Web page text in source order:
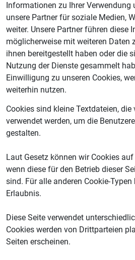
Informationen zu Ihrer Verwendung
unsere Partner für soziale Medien,
weiter. Unsere Partner führen diese
möglicherweise mit weiteren Daten
ihnen bereitgestellt haben oder die
Nutzung der Dienste gesammelt
Einwilligung zu unseren Cookies,
weiterhin nutzen.
Cookies sind kleine Textdateien, die
verwendet werden, um die
gestalten.
Laut Gesetz können wir Cookies
wenn diese für den Betrieb dieser
sind. Für alle anderen Cookie-
Erlaubnis.
Diese Seite verwendet
Cookies werden von Drittparteien
Seiten erscheinen.